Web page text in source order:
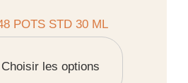
POTS STD 30 ML
Choisir les options